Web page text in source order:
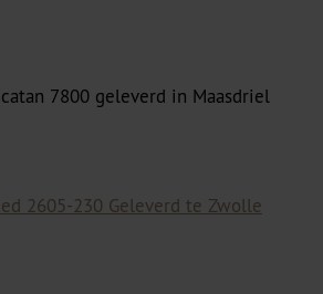
7800 geleverd in Maasdriel